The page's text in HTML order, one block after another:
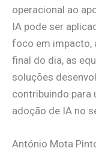
operacional ao
IA pode ser
foco em impacto,
final do dia, as
soluções
contribuindo
adoção de IA no
António Mota